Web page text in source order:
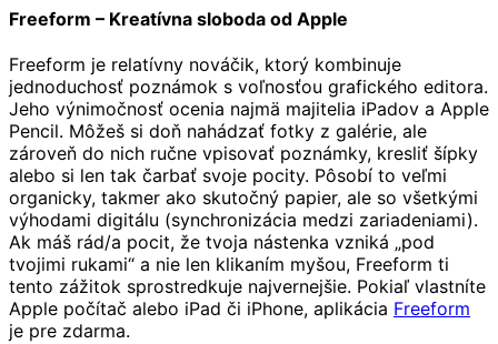
Freeform – Kreatívna sloboda od Apple
Freeform je relatívny nováčik, ktorý kombinuje
jednoduchosť poznámok s voľnosťou grafického editora.
Jeho výnimočnosť ocenia najmä majitelia iPadov a Apple
Pencil. Môžeš si doň nahádzať fotky z galérie, ale
zároveň do nich ručne vpisovať poznámky, kresliť šípky
alebo si len tak čarbať svoje pocity. Pôsobí to veľmi
organicky, takmer ako skutočný papier, ale so všetkými
výhodami digitálu (synchronizácia medzi zariadeniami).
Ak máš rád/a pocit, že tvoja nástenka vzniká „pod
tvojimi rukami“ a nie len klikaním myšou, Freeform ti
tento zážitok sprostredkuje najvernejšie. Pokiaľ vlastníte
Apple počítač alebo iPad či iPhone, aplikácia Freeform
je pre zdarma.